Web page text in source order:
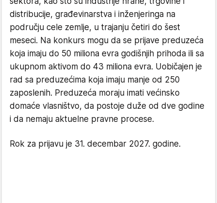
distribucije, građevinarstva i inženjeringa na
području cele zemlje, u trajanju četiri do šest
meseci. Na konkurs mogu da se prijave preduzeća
koja imaju do 50 miliona evra godišnjih prihoda ili sa
ukupnom aktivom do 43 miliona evra. Uobičajen je
rad sa preduzećima koja imaju manje od 250
zaposlenih. Preduzeća moraju imati većinsko
domaće vlasništvo, da postoje duže od dve godine
i da nemaju aktuelne pravne procese.
Rok za prijavu je 31. decembar 2027. godine.